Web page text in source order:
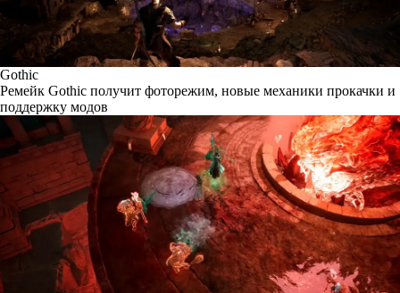
Gothic
Ремейк Gothic получит фоторежим, новые механики прокачки и
поддержку модов